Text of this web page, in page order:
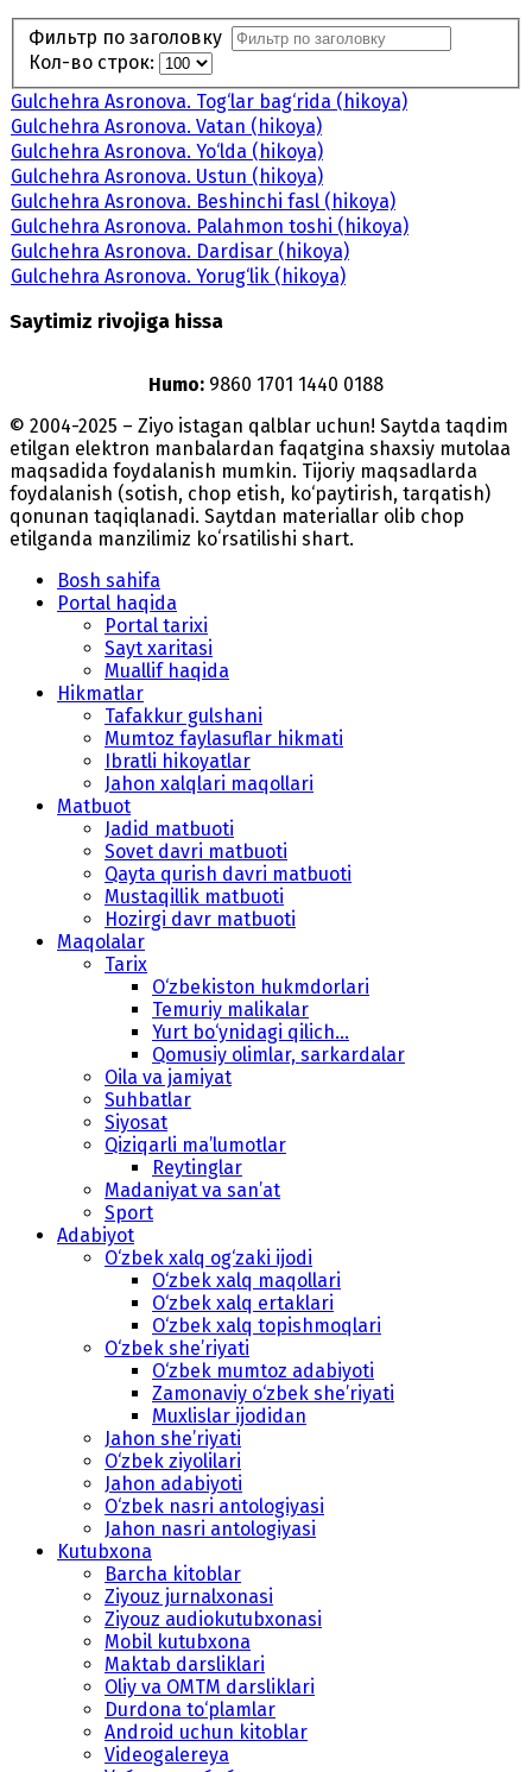
Фильтр по заголовку
Кол-во строк:
Gulchehra Asronova. Tog‘lar bag‘rida (hikoya)
Gulchehra Asronova. Vatan (hikoya)
Gulchehra Asronova. Yo‘lda (hikoya)
Gulchehra Asronova. Ustun (hikoya)
Gulchehra Asronova. Beshinchi fasl (hikoya)
Gulchehra Asronova. Palahmon toshi (hikoya)
Gulchehra Asronova. Dardisar (hikoya)
Gulchehra Asronova. Yorug‘lik (hikoya)
Saytimiz rivojiga hissa
Humo: 9860 1701 1440 0188
© 2004-2025 – Ziyo istagan qalblar uchun! Saytda taqdim
etilgan elektron manbalardan faqatgina shaxsiy mutolaa
maqsadida foydalanish mumkin. Tijoriy maqsadlarda
foydalanish (sotish, chop etish, ko‘paytirish, tarqatish)
qonunan taqiqlanadi. Saytdan materiallar olib chop
etilganda manzilimiz koʻrsatilishi shart.
Bosh sahifa
Portal haqida
Portal tarixi
Sayt xaritasi
Muallif haqida
Hikmatlar
Tafakkur gulshani
Mumtoz faylasuflar hikmati
Ibratli hikoyatlar
Jahon xalqlari maqollari
Matbuot
Jadid matbuoti
Sovet davri matbuoti
Qayta qurish davri matbuoti
Mustaqillik matbuoti
Hozirgi davr matbuoti
Maqolalar
Tarix
O‘zbekiston hukmdorlari
Temuriy malikalar
Yurt bo‘ynidagi qilich...
Qomusiy olimlar, sarkardalar
Oila va jamiyat
Suhbatlar
Siyosat
Qiziqarli ma’lumotlar
Reytinglar
Madaniyat va san’at
Sport
Adabiyot
O‘zbek xalq og‘zaki ijodi
O‘zbek xalq maqollari
O‘zbek xalq ertaklari
O‘zbek xalq topishmoqlari
O‘zbek she’riyati
O‘zbek mumtoz adabiyoti
Zamonaviy o‘zbek she’riyati
Muxlislar ijodidan
Jahon she’riyati
O‘zbek ziyolilari
Jahon adabiyoti
O‘zbek nasri antologiyasi
Jahon nasri antologiyasi
Kutubxona
Barcha kitoblar
Ziyouz jurnalxonasi
Ziyouz audiokutubxonasi
Mobil kutubxona
Maktab darsliklari
Oliy va OMTM darsliklari
Durdona to‘plamlar
Android uchun kitoblar
Videogalereya